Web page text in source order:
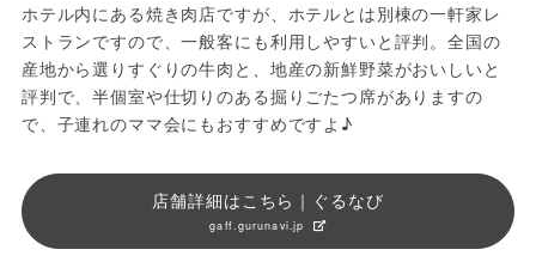
ホテル内にある焼き肉店ですが、ホテルとは別棟の一軒家レ
ストランですので、一般客にも利用しやすいと評判。全国の
産地から選りすぐりの牛肉と、地産の新鮮野菜がおいしいと
評判で、半個室や仕切りのある掘りごたつ席がありますの
で、子連れのママ会にもおすすめですよ♪
店舗詳細はこちら｜ぐるなび
gaff.gurunavi.jp